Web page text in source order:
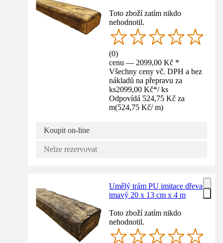
Toto zboží zatím nikdo
nehodnotil.
(0)
cenu — 2099,00 Kč *
Všechny ceny vč. DPH a bez
nákladů na přepravu za
ks2099,00 Kč*/ ks
Odpovídá 524,75 Kč za
m(524,75 Kč/ m)
Koupit on-line
Nelze rezervovat
Umělý trám PU imitace dřeva
tmavý 20 x 13 cm x 4 m
Toto zboží zatím nikdo
nehodnotil.